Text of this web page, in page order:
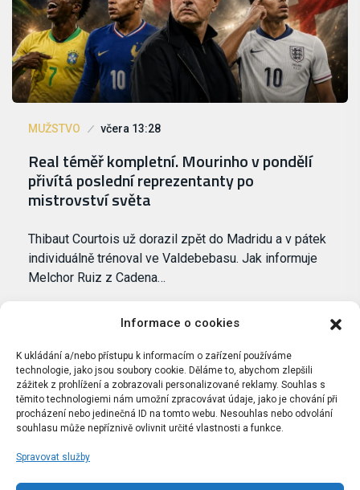
Informace o cookies
K ukládání a/nebo přístupu k informacím o zařízení používáme
technologie, jako jsou soubory cookie. Děláme to, abychom zlepšili
zážitek z prohlížení a zobrazovali personalizované reklamy. Souhlas s
těmito technologiemi nám umožní zpracovávat údaje, jako je chování při
procházení nebo jedinečná ID na tomto webu. Nesouhlas nebo odvolání
souhlasu může nepříznivě ovlivnit určité vlastnosti a funkce.
Spravovat služby
MUŽSTVO včera 13:28
Real téměř kompletní. Mourinho v pondělí
přivítá poslední reprezentanty po
mistrovství světa
Thibaut Courtois už dorazil zpět do Madridu a v pátek
individuálně trénoval ve Valdebebasu. Jak informuje
Melchor Ruiz z Cadena…